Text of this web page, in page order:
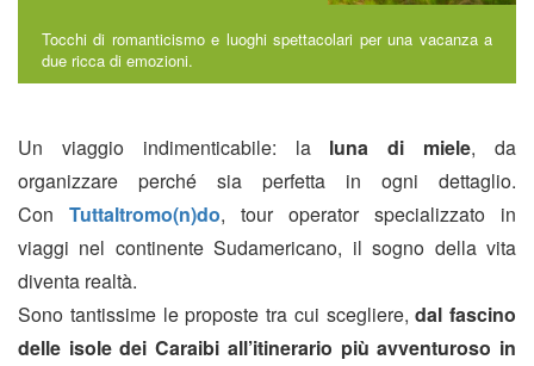
Tocchi di romanticismo e luoghi spettacolari per una vacanza a
due ricca di emozioni.
Un viaggio indimenticabile: la luna di miele, da
organizzare perché sia perfetta in ogni dettaglio.
Con Tuttaltromo(n)do, tour operator specializzato in
viaggi nel continente Sudamericano, il sogno della vita
diventa realtà.
Sono tantissime le proposte tra cui scegliere,dal fascino
delle isole dei Caraibi all’itinerario più avventuroso in